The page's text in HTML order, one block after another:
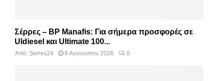
Σέρρες – BP Manafis: Για σήμερα προσφορές σε
Uldiesel και Ultimate 100...
Από: Serres24 6 Αυγούστου 2026 0